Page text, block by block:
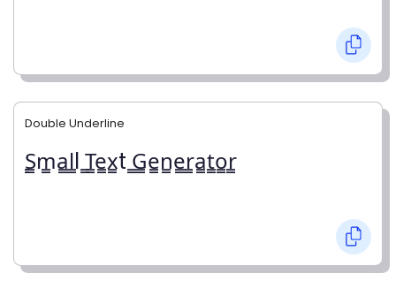
Double Underline
̳S̳m̳a̳l̳l ̳T̳e̳x̳t ̳G̳e̳n̳e̳r̳a̳t̳o̳r̳